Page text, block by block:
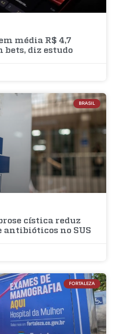
média R$ 4,7
bets, diz estudo
BRASIL
cística reduz
antibióticos no SUS
FORTALEZA